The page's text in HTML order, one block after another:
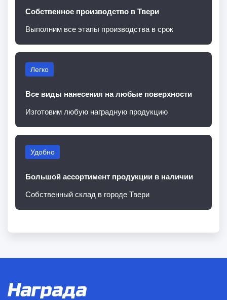
Собственное производство в Твери
Выполним все этапы производства в срок
Легко
Все виды нанесения на любые поверхности
Изготовим любую наградную продукцию
Удобно
Большой ассортимент продукции в наличии
Собственный склад в городе Твери